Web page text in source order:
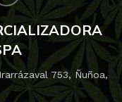
753, Ñuñoa,